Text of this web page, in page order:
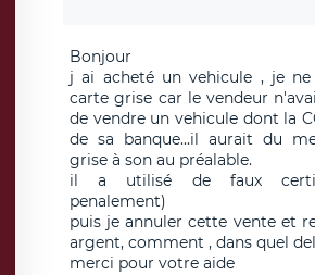
Bonjour
j ai acheté un vehicule , je
carte grise car le vendeur
de vendre un vehicule dont la
de sa banque...il aurait du
grise à son au préalable.
il a utilisé de faux
penalement)
puis je annuler cette vente et
argent, comment , dans quel
merci pour votre aide